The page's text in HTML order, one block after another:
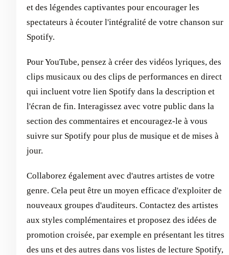
et des légendes captivantes pour encourager les
spectateurs à écouter l'intégralité de votre chanson sur
Spotify.
Pour YouTube, pensez à créer des vidéos lyriques, des
clips musicaux ou des clips de performances en direct
qui incluent votre lien Spotify dans la description et
l'écran de fin. Interagissez avec votre public dans la
section des commentaires et encouragez-le à vous
suivre sur Spotify pour plus de musique et de mises à
jour.
Collaborez également avec d'autres artistes de votre
genre. Cela peut être un moyen efficace d'exploiter de
nouveaux groupes d'auditeurs. Contactez des artistes
aux styles complémentaires et proposez des idées de
promotion croisée, par exemple en présentant les titres
des uns et des autres dans vos listes de lecture Spotify,